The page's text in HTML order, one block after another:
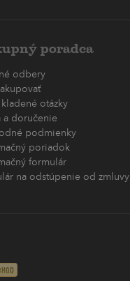
poradca
odbery
kladené otázky
a doručenie
podmienky
poriadok
formulár
na odstúpenie od zmluvy